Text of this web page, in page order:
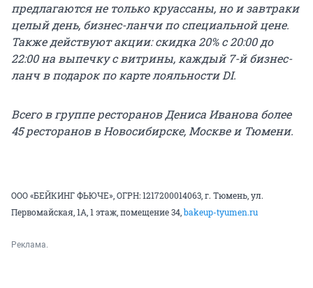
предлагаются не только круассаны, но и завтраки
целый день, бизнес-ланчи по специальной цене.
Также действуют акции: скидка 20% с 20:00 до
22:00 на выпечку с витрины, каждый 7-й бизнес-
ланч в подарок по карте лояльности DI.
Всего в группе ресторанов Дениса Иванова более
45 ресторанов в Новосибирске, Москве и Тюмени.
ООО «БЕЙКИНГ ФЬЮЧЕ», ОГРН: 1217200014063, г. Тюмень, ул.
Первомайская, 1А, 1 этаж, помещение 34,bakeup-tyumen.ru
Реклама.